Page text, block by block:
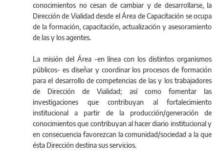
conocimientos no cesan de cambiar y de desarrollarse, la
Dirección de Vialidad desde el Área de Capacitación se ocupa
de la formación, capacitación, actualización y asesoramiento
de las y los agentes.
La misión del Área -en línea con los distintos organismos
públicos- es diseñar y coordinar los procesos de formación
para el desarrollo de competencias de las y los trabajadores
de Dirección de Vialidad; así como fomentar las
investigaciones que contribuyan al fortalecimiento
institucional a partir de la producción/generación de
conocimientos que contribuyan al hacer diario institucional y
en consecuencia favorezcan la comunidad/sociedad a la que
ésta Dirección destina sus servicios.